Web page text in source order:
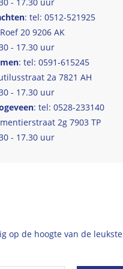
: tel: 0512-521925
20 9206 AK
- 17.30 uur
: tel: 0591-615245
2a 7821 AH
- 17.30 uur
: tel: 0528-233140
2g 7903 TP
- 17.30 uur
op de hoogte van de leukste